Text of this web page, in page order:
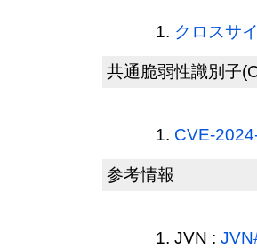
クロスサ
共通脆弱性識別子
CVE-
参考情報
JVN :